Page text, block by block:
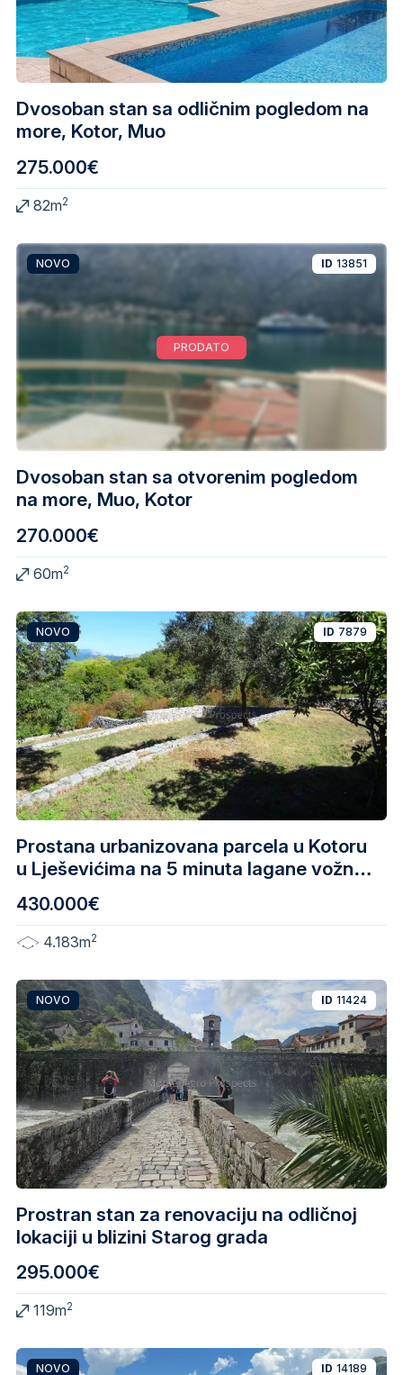
Dvosoban stan sa odličnim pogledom na
more, Kotor, Muo
275.000€
82m2
Dvosoban stan sa otvorenim pogledom
na more, Muo, Kotor
PRODATO
NOVO ID 13851
270.000€
60m2
Prostana urbanizovana parcela u Kotoru
u Lješevićima na 5 minuta lagane vožnje
NOVO ID 7879
430.000€
4.183m2
Prostran stan za renovaciju na odličnoj
lokaciji u blizini Starog grada
NOVO ID 11424
295.000€
119m2
NOVO ID 14189